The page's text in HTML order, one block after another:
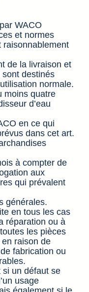
WACO
et normes
raisonnablement
de la livraison et
destinés
normale.
moins quatre
d’eau
en ce qui
dans cet art.
à compter de
aux
qui prévalent
générales.
en tous les cas
réparation ou à
les pièces
raison de
fabrication ou
si un défaut se
usage